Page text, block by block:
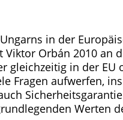
in der
Viktor Orbán 2010 an
gleichzeitig in der
Fragen aufwerfen,
Werten